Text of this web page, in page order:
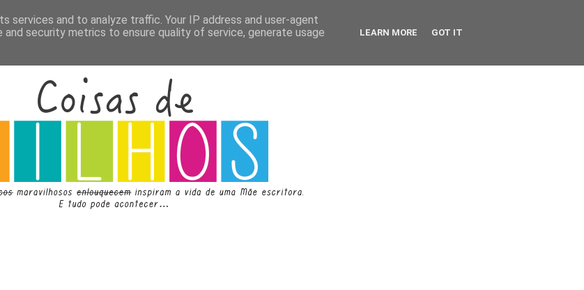
services and to analyze traffic. Your IP address and user-agent
security metrics to ensure quality of service, generate usage
LEARN MORE GOT IT